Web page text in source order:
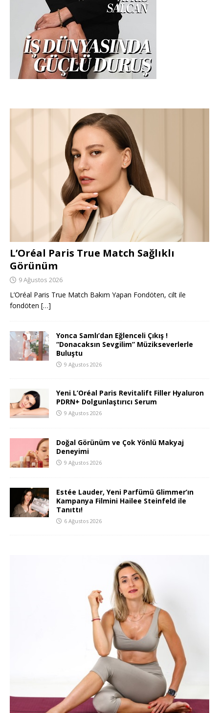
L’Oréal Paris True Match Sağlıklı
Görünüm
9 Ağustos 2026
L’Oréal Paris True Match Bakım Yapan Fondöten, cilt ile
fondöten […]
Yonca Samlı’dan Eğlenceli Çıkış !
“Donacaksın Sevgilim” Müzikseverlerle
Buluştu
9 Ağustos 2026
Yeni L’Oréal Paris Revitalift Filler Hyaluron
PDRN+ Dolgunlaştırıcı Serum
9 Ağustos 2026
Doğal Görünüm ve Çok Yönlü Makyaj
Deneyimi
9 Ağustos 2026
Estée Lauder, Yeni Parfümü Glimmer’ın
Kampanya Filmini Hailee Steinfeld ile
Tanıttı!
6 Ağustos 2026